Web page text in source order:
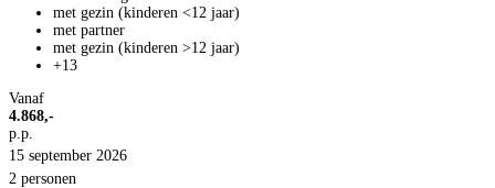
met gezin (kinderen <12 jaar)
met partner
met gezin (kinderen >12 jaar)
+13
Vanaf
4.868,-
p.p.
15 september 2026
2 personen